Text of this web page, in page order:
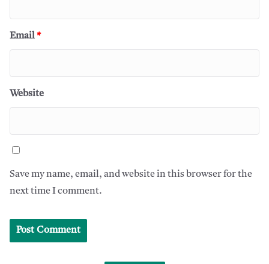
Email*
Website
Save my name, email, and website in this browser for the
next time I comment.